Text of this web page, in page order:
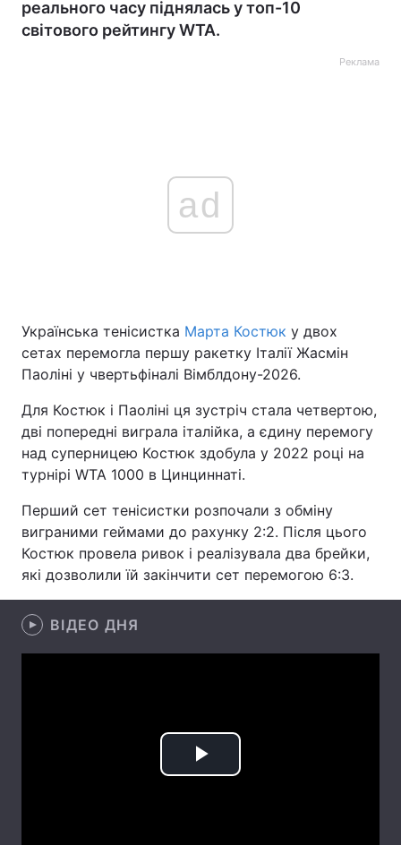
Головна Війна
Україна Політика
Економіка Світ
Наука
Техно і зв'язок Лайт
Зброя Інциденти
Здоров'я Туризм
Цікавинки Погода
Статті
Думки
реального часу піднялась у топ-10
світового рейтингу WTA.
Реклама
ad
Українська тенісистка Марта Костюк у двох
сетах перемогла першу ракетку Італії Жасмін
Паоліні у чвертьфіналі Вімблдону-2026.
Для Костюк і Паоліні ця зустріч стала четвертою,
дві попередні виграла італійка, а єдину перемогу
над суперницею Костюк здобула у 2022 році на
турнірі WTA 1000 в Цинциннаті.
Перший сет тенісистки розпочали з обміну
виграними геймами до рахунку 2:2. Після цього
Костюк провела ривок і реалізувала два брейки,
які дозволили їй закінчити сет перемогою 6:3.
ВІДЕО ДНЯ
Play